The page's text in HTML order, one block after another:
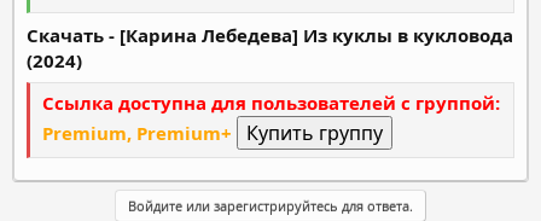
Скачать - [Карина Лебедева] Из куклы в кукловода
(2024)
Ссылка доступна для пользователей с группой:
Premium, Premium+
Войдите или зарегистрируйтесь для ответа.